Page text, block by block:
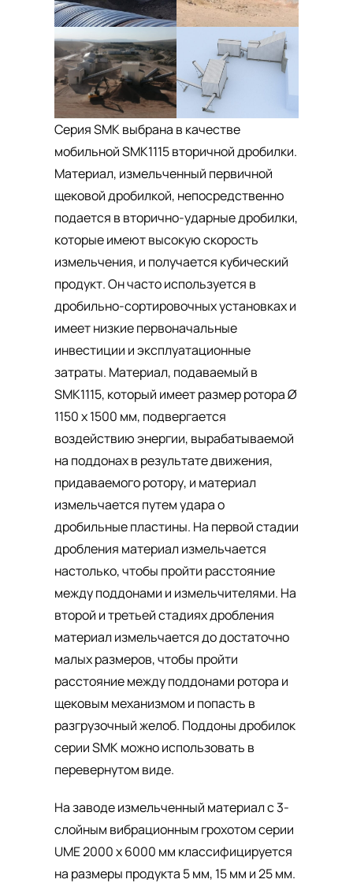
Серия SMK выбрана в качестве
мобильной SMK1115 вторичной дробилки.
Материал, измельченный первичной
щековой дробилкой, непосредственно
подается в вторично-ударные дробилки,
которые имеют высокую скорость
измельчения, и получается кубический
продукт. Он часто используется в
дробильно-сортировочных установках и
имеет низкие первоначальные
инвестиции и эксплуатационные
затраты. Материал, подаваемый в
SMK1115, который имеет размер ротора Ø
1150 x 1500 мм, подвергается
воздействию энергии, вырабатываемой
на поддонах в результате движения,
придаваемого ротору, и материал
измельчается путем удара о
дробильные пластины. На первой стадии
дробления материал измельчается
настолько, чтобы пройти расстояние
между поддонами и измельчителями. На
второй и третьей стадиях дробления
материал измельчается до достаточно
малых размеров, чтобы пройти
расстояние между поддонами ротора и
щековым механизмом и попасть в
разгрузочный желоб. Поддоны дробилок
серии SMK можно использовать в
перевернутом виде.
На заводе измельченный материал с 3-
слойным вибрационным грохотом серии
UME 2000 x 6000 мм классифицируется
на размеры продукта 5 мм, 15 мм и 25 мм.